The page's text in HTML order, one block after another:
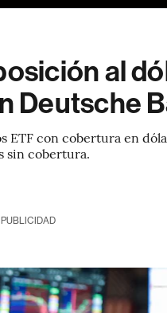
al
Deutsche
ETF con cobertura en
sin cobertura.
PUBLICIDAD